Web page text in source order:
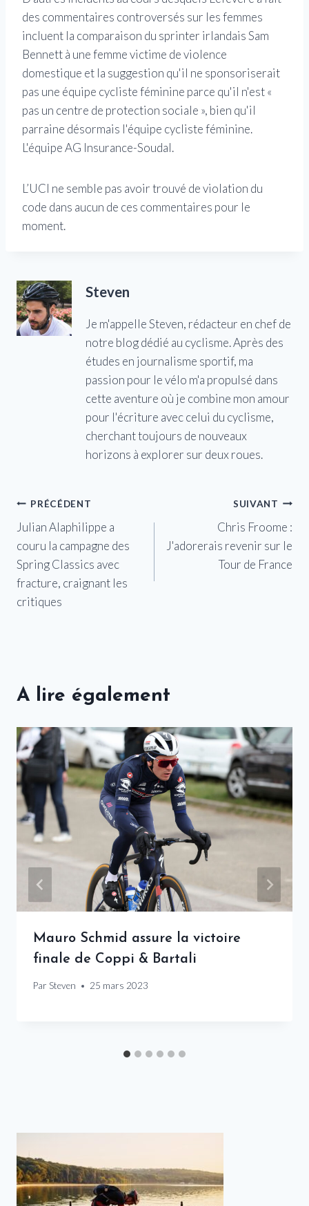
des commentaires controversés sur les femmes
incluent la comparaison du sprinter irlandais Sam
Bennett à une femme victime de violence
domestique et la suggestion qu'il ne sponsoriserait
pas une équipe cycliste féminine parce qu'il n'est «
pas un centre de protection sociale », bien qu'il
parraine désormais l'équipe cycliste féminine.
L'équipe AG Insurance-Soudal.
L’UCI ne semble pas avoir trouvé de violation du
code dans aucun de ces commentaires pour le
moment.
Steven
Je m'appelle Steven, rédacteur en chef de
notre blog dédié au cyclisme. Après des
études en journalisme sportif, ma
passion pour le vélo m'a propulsé dans
cette aventure où je combine mon amour
pour l'écriture avec celui du cyclisme,
cherchant toujours de nouveaux
horizons à explorer sur deux roues.
Navigation
de
l’article
PRÉCÉDENT
Julian Alaphilippe a
couru la campagne des
Spring Classics avec
fracture, craignant les
critiques
SUIVANT
Chris Froome :
J'adorerais revenir sur le
Tour de France
A lire également
Mauro Schmid assure la victoire
finale de Coppi & Bartali
Par Steven 25 mars 2023